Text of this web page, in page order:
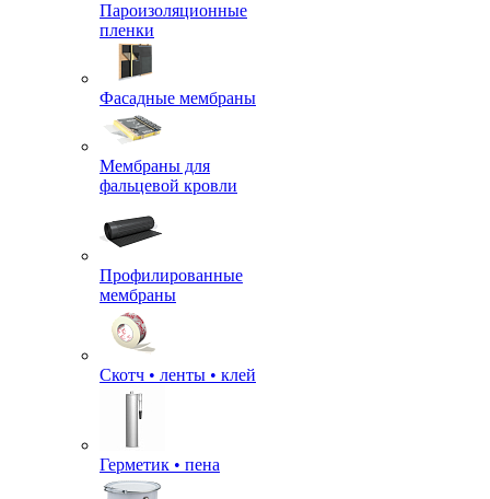
Пароизоляционные
пленки
Фасадные мембраны
Мембраны для
фальцевой кровли
Профилированные
мембраны
Скотч • ленты • клей
Герметик • пена